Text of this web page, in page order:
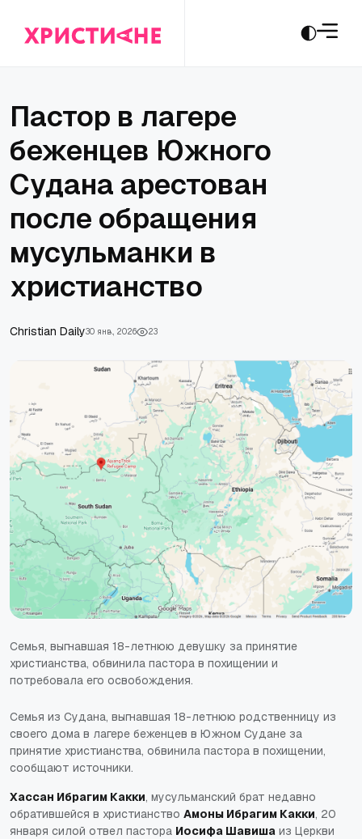
Пастор в лагере
беженцев Южного
Судана арестован
после обращения
мусульманки в
христианство
Christian Daily30 янв., 2026 23
Семья, выгнавшая 18-летнюю девушку за принятие
христианства, обвинила пастора в похищении и
потребовала его освобождения.
Семья из Судана, выгнавшая 18-летнюю родственницу из
своего дома в лагере беженцев в Южном Судане за
принятие христианства, обвинила пастора в похищении,
сообщают источники.
Хассан Ибрагим Какки, мусульманский брат недавно
обратившейся в христианство Амоны Ибрагим Какки, 20
января силой отвел пастора Иосифа Шавиша из Церкви